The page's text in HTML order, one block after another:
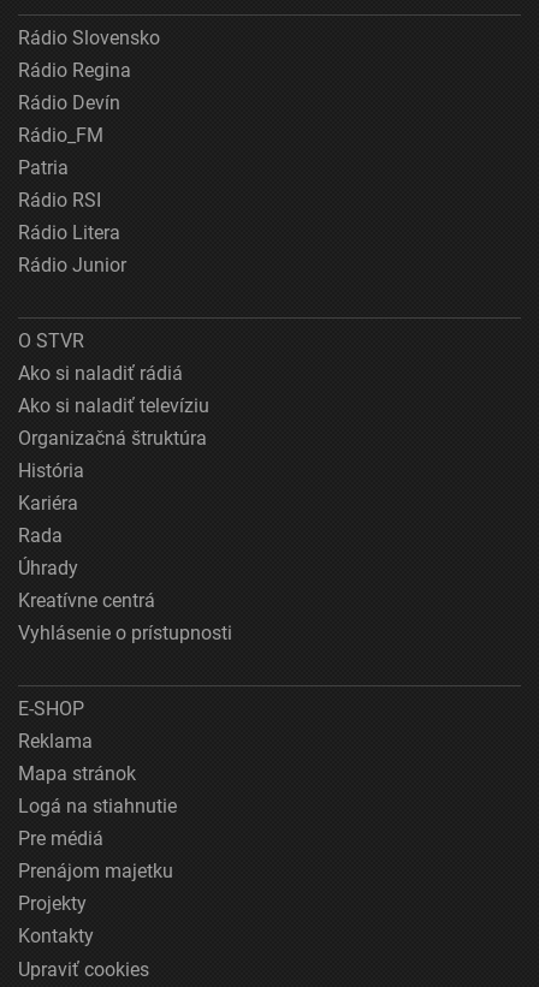
Rádio Slovensko
Rádio Regina
Rádio Devín
Rádio_FM
Patria
Rádio RSI
Rádio Litera
Rádio Junior
O STVR
Ako si naladiť rádiá
Ako si naladiť televíziu
Organizačná štruktúra
História
Kariéra
Rada
Úhrady
Kreatívne centrá
Vyhlásenie o prístupnosti
E-SHOP
Reklama
Mapa stránok
Logá na stiahnutie
Pre médiá
Prenájom majetku
Projekty
Kontakty
Upraviť cookies